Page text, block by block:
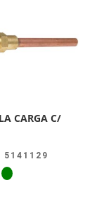
CARGA C/
5141129